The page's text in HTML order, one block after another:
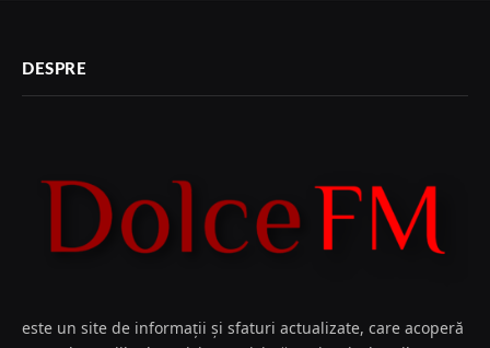
DESPRE
este un site de informații și sfaturi actualizate, care acoperă